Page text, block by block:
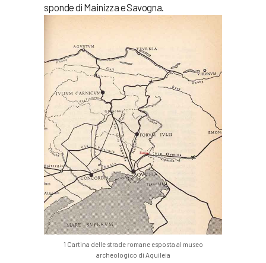
sponde di Mainizza e Savogna.
1 Cartina delle strade romane esposta al museo
archeologico di Aquileia